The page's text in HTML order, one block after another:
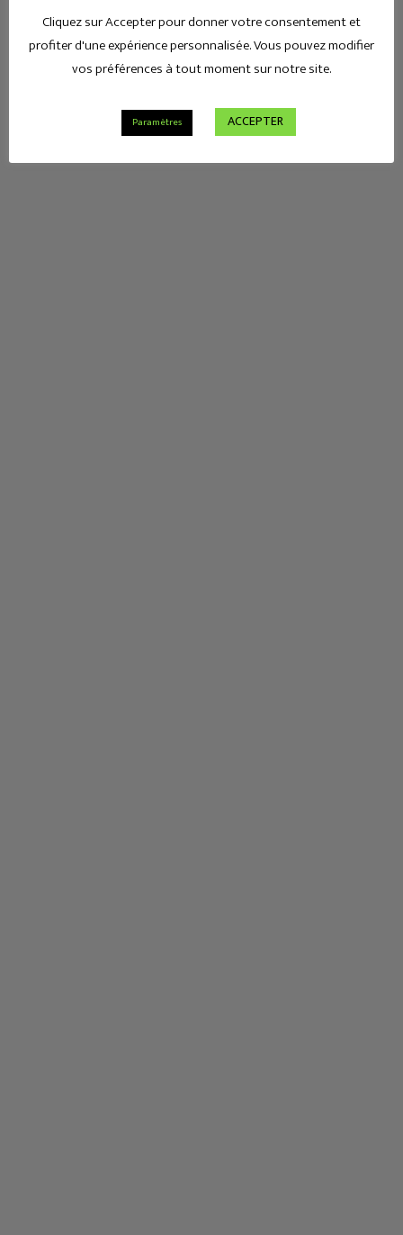
Cliquez sur Accepter pour donner votre consentement et
profiter d'une expérience personnalisée. Vous pouvez modifier
vos préférences à tout moment sur notre site.
Paramètres ACCEPTER